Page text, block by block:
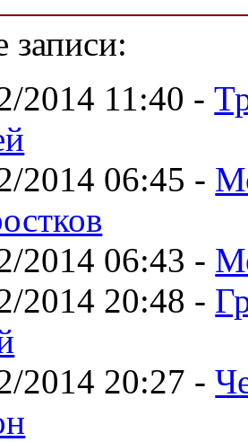
записи:
2014 11:40 -
2014 06:45 -
2014 06:43 -
2014 20:48 -
2014 20:27 -